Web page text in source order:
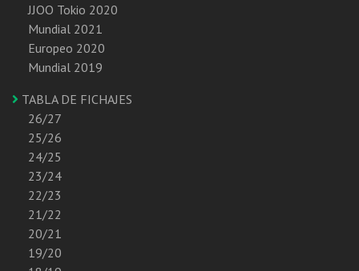
JJOO Tokio 2020
Mundial 2021
Europeo 2020
Mundial 2019
TABLA DE FICHAJES
26/27
25/26
24/25
23/24
22/23
21/22
20/21
19/20